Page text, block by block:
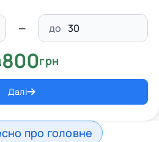
до
800грн
Далі
про головне